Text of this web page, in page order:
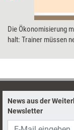
Die Ökonomisierung
halt: Trainer müssen
empfiehlt didaktische
News aus der
Newsletter